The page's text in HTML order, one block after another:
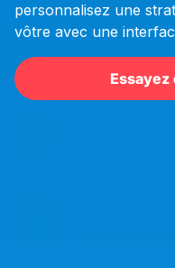
personnalisez une
vôtre avec une